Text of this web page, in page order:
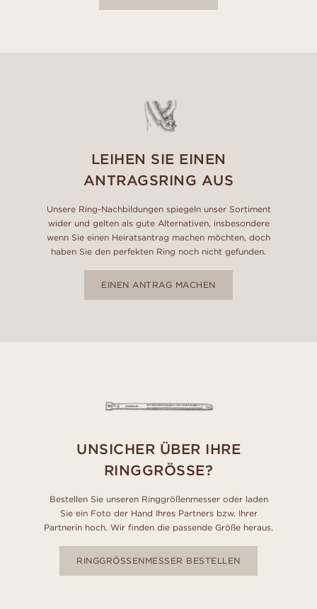
LEIHEN SIE EINEN
ANTRAGSRING AUS
Unsere Ring-Nachbildungen spiegeln unser Sortiment
wider und gelten als gute Alternativen, insbesondere
wenn Sie einen Heiratsantrag machen möchten, doch
haben Sie den perfekten Ring noch nicht gefunden.
EINEN ANTRAG MACHEN
UNSICHER ÜBER IHRE
RINGGRÖSSE?
Bestellen Sie unseren Ringgrößenmesser oder laden
Sie ein Foto der Hand Ihres Partners bzw. Ihrer
Partnerin hoch. Wir finden die passende Größe heraus.
RINGGRÖSSENMESSER BESTELLEN